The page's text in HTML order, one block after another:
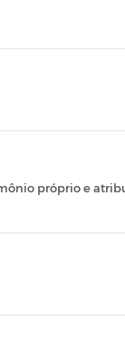
próprio e